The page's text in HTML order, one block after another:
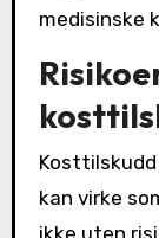
medisinske
kan virke